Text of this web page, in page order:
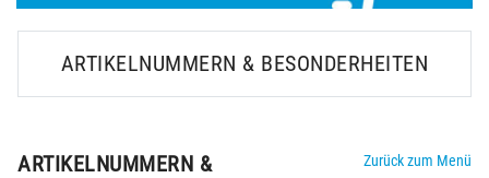
ARTIKELNUMMERN & BESONDERHEITEN
ARTIKELNUMMERN &
Zurück zum Menü